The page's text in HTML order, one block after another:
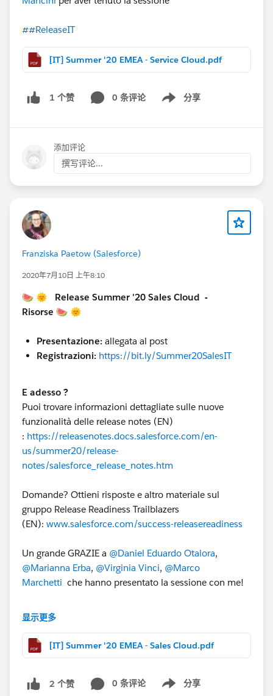
##ReleaseIT
[IT] Summer '20 EMEA - Service Cloud.pdf
1 个赞 0 条评论 分享
Show menu
添加评论
撰写评论...
Franziska Paetow (Salesforce)
2020年7月10日 上午8:10
🍉 🌞 Release Summer '20 Sales Cloud -
Risorse 🍉 🌞
Presentazione: allegata al post
Registrazioni: https://bit.ly/Summer20SalesIT
E adesso ?
Puoi trovare informazioni dettagliate sulle nuove
funzionalità delle release notes (EN)
: https://releasenotes.docs.salesforce.com/en-
us/summer20/release-
notes/salesforce_release_notes.htm
Domande? Ottieni risposte e altro materiale sul
gruppo Release Readiness Trailblazers
(EN): www.salesforce.com/success-releasereadiness
Un grande GRAZIE a @Daniel Eduardo Otalora,
@Marianna Erba, @Virginia Vinci, @Marco
Marchetti che hanno presentato la sessione con me!
##ReleaseIT
显示更多
[IT] Summer '20 EMEA - Sales Cloud.pdf
2 个赞 0 条评论 分享
Show menu